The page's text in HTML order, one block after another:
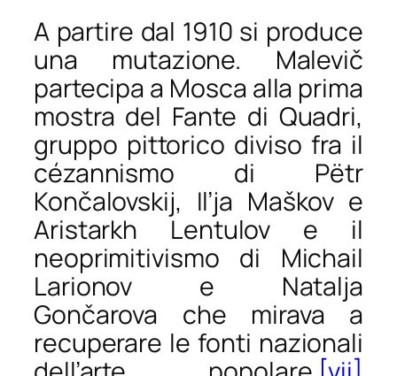
A partire dal 1910 si produce
una mutazione. Malevič
partecipa a Mosca alla prima
mostra del Fante di Quadri,
gruppo pittorico diviso fra il
cézannismo di Pëtr
Končalovskij, Il’ja Maškov e
Aristarkh Lentulov e il
neoprimitivismo di Michail
Larionov e Natalja
Gončarova che mirava a
recuperare le fonti nazionali